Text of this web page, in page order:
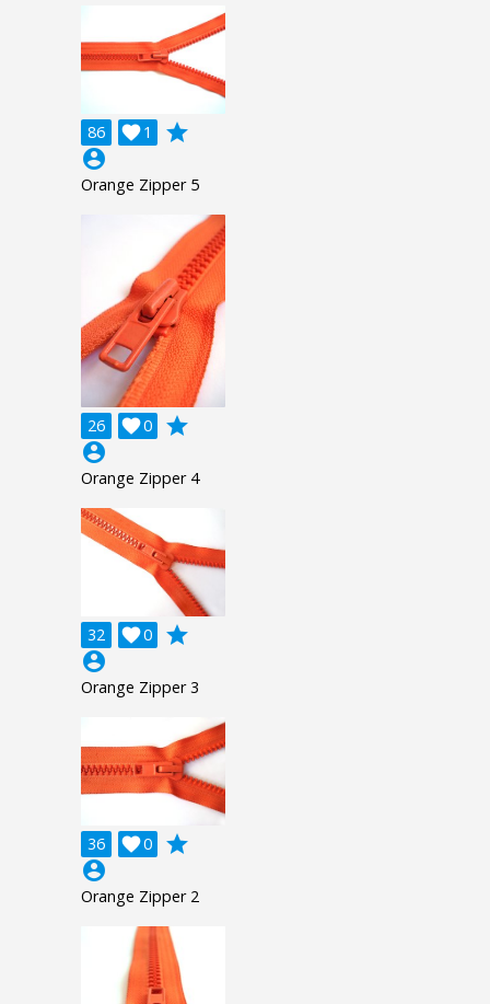
86 1

grade
account_circle
Orange Zipper 5
26 0

grade
account_circle
Orange Zipper 4
32 0

grade
account_circle
Orange Zipper 3
36 0

grade
account_circle
Orange Zipper 2